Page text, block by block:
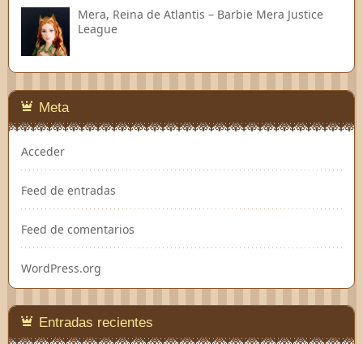
Mera, Reina de Atlantis – Barbie Mera Justice
League
Meta
Acceder
Feed de entradas
Feed de comentarios
WordPress.org
Entradas recientes